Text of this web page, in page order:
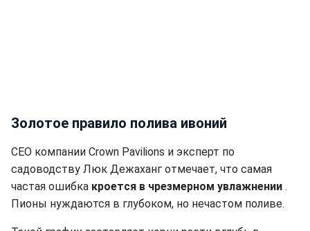
Золотое правило полива ивоний
CEO компании Crown Pavilions и эксперт по
садоводству Люк Дежаханг отмечает, что самая
частая ошибка кроется в чрезмерном увлажнении .
Пионы нуждаются в глубоком, но нечастом поливе.